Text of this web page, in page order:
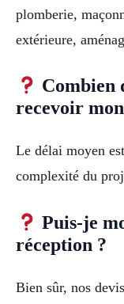
plomberie,
extérieure,
Combien
recevoir
Le délai moyen
complexité du
Puis-je
réception ?
Bien sûr, nos